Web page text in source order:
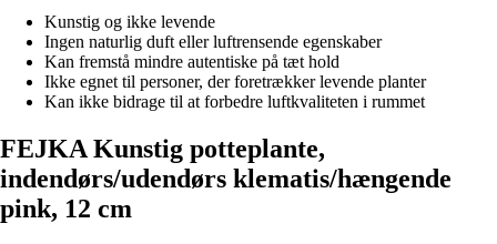
Kunstig og ikke levende
Ingen naturlig duft eller luftrensende egenskaber
Kan fremstå mindre autentiske på tæt hold
Ikke egnet til personer, der foretrækker levende planter
Kan ikke bidrage til at forbedre luftkvaliteten i rummet
FEJKA Kunstig potteplante,
indendørs/udendørs klematis/hængende
pink, 12 cm